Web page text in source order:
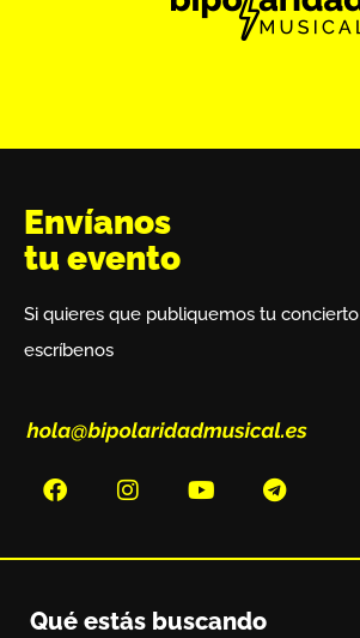
Envíanos
tu evento
Si quieres que publiquemos tu concierto
escríbenos
Qué estás buscando